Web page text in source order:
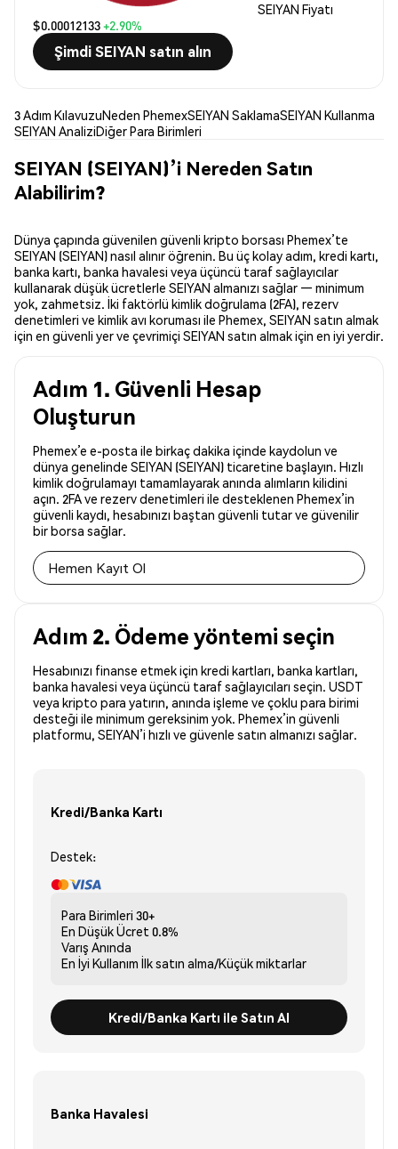
SEIYAN Fiyatı
$0.00012133+2.90%
Şimdi SEIYAN satın alın
3 Adım KılavuzuNeden PhemexSEIYAN SaklamaSEIYAN Kullanma
SEIYAN AnaliziDiğer Para Birimleri
SEIYAN (SEIYAN)’i Nereden Satın
Alabilirim?
Dünya çapında güvenilen güvenli kripto borsası Phemex’te
SEIYAN (SEIYAN) nasıl alınır öğrenin. Bu üç kolay adım, kredi kartı,
banka kartı, banka havalesi veya üçüncü taraf sağlayıcılar
kullanarak düşük ücretlerle SEIYAN almanızı sağlar — minimum
yok, zahmetsiz. İki faktörlü kimlik doğrulama (2FA), rezerv
denetimleri ve kimlik avı koruması ile Phemex, SEIYAN satın almak
için en güvenli yer ve çevrimiçi SEIYAN satın almak için en iyi yerdir.
Adım 1. Güvenli Hesap
Oluşturun
Phemex’e e-posta ile birkaç dakika içinde kaydolun ve
dünya genelinde SEIYAN (SEIYAN) ticaretine başlayın. Hızlı
kimlik doğrulamayı tamamlayarak anında alımların kilidini
açın. 2FA ve rezerv denetimleri ile desteklenen Phemex’in
güvenli kaydı, hesabınızı baştan güvenli tutar ve güvenilir
bir borsa sağlar.
Hemen Kayıt Ol
Adım 2. Ödeme yöntemi seçin
Hesabınızı finanse etmek için kredi kartları, banka kartları,
banka havalesi veya üçüncü taraf sağlayıcıları seçin. USDT
veya kripto para yatırın, anında işleme ve çoklu para birimi
desteği ile minimum gereksinim yok. Phemex’in güvenli
platformu, SEIYAN’i hızlı ve güvenle satın almanızı sağlar.
Kredi/Banka Kartı
Destek:
Para Birimleri 30+
En Düşük Ücret 0.8%
Varış Anında
En İyi Kullanım İlk satın alma/Küçük miktarlar
Kredi/Banka Kartı ile Satın Al
Banka Havalesi